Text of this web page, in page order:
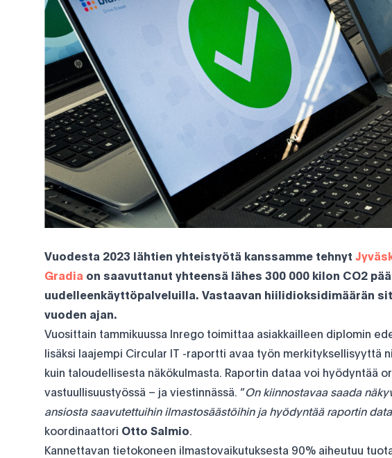
Vuodesta 2023 lähtien yhteistyötä kanssamme tehnyt
Gradia on saavuttanut yhteensä lähes 300 000 kilon CO2
uudelleenkäyttöpalveluilla. Vastaavan hiilidioksidimäärän
vuoden ajan.
Vuosittain tammikuussa Inrego toimittaa asiakkailleen diplomin
lisäksi laajempi Circular IT -raportti avaa työn merkityksellisyyttä
kuin taloudellisesta näkökulmasta. Raportin dataa voi hyödyntää
vastuullisuustyössä – ja viestinnässä. ”On kiinnostavaa saada
ansiosta saavutettuihin ilmastosäästöihin ja hyödyntää raportin
koordinaattori Otto Salmio.
Kannettavan tietokoneen ilmastovaikutuksesta 90% aiheutuu